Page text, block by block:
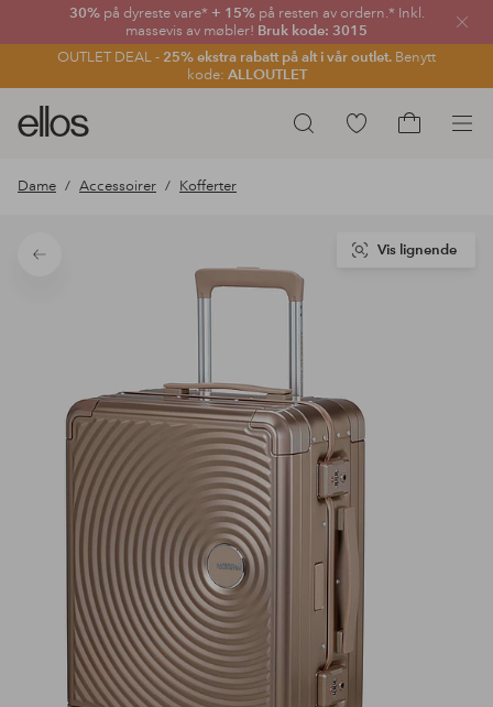
30% på dyreste vare* + 15%på resten av ordern.* Inkl.
massevis av møbler! Bruk kode: 3015
OUTLET DEAL - 25% ekstra rabatt på alt i vår outlet. Benytt
kode: ALLOUTLET
Lukk
Søk
Ellos
logo
gå
forsiden
Gå
Dame Accessoirer Kofferter
Tilbake
Vis lignende